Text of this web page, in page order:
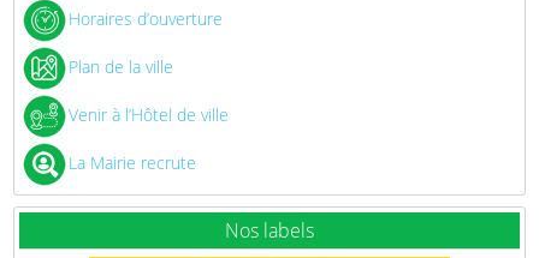
Horaires d’ouverture
Plan de la ville
Venir à l’Hôtel de ville
La Mairie recrute
Nos labels